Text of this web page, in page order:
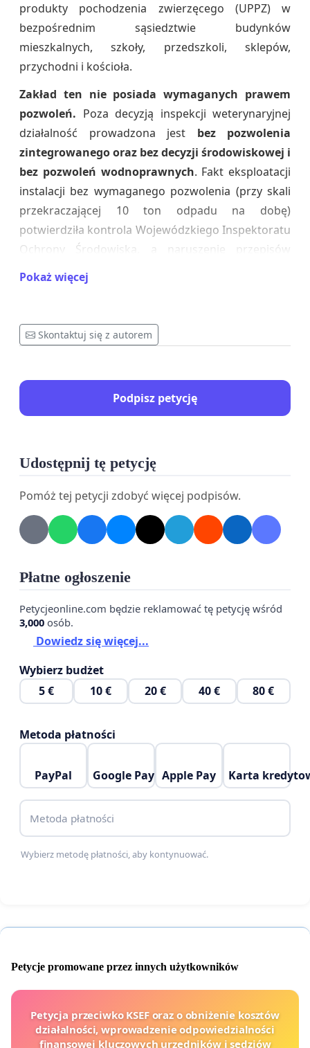
produkty pochodzenia zwierzęcego (UPPZ) w
bezpośrednim sąsiedztwie budynków
mieszkalnych, szkoły, przedszkoli, sklepów,
przychodni i kościoła.
Zakład ten nie posiada wymaganych prawem
pozwoleń. Poza decyzją inspekcji weterynaryjnej
działalność prowadzona jest bez pozwolenia
zintegrowanego oraz bez decyzji środowiskowej i
bez pozwoleń wodnoprawnych. Fakt eksploatacji
instalacji bez wymaganego pozwolenia (przy skali
przekraczającej 10 ton odpadu na dobę)
potwierdziła kontrola Wojewódzkiego Inspektoratu
Ochrony Środowiska, a naruszenie przepisów
czerwca 2026 r.
Dotychczas zakład w Skórcu funkcjonował jako
punkt zbierania i magazynowania UPPZ i dopiero
ten proces który jest sukcesywnie rozwijany
poprzez zwiększanie ilości przetwarzanego
odorowej, której emisja jest odczuwalna przez
zależności od siły i kierunku wiatru).
To nie jest tylko problem zapachu – to zagrożenie
dla zdrowia.W dniu 15 maja 2026 r. w budynku
Pokaż więcej
Skontaktuj się z autorem
Podpisz petycję
Udostępnij tę petycję
Pomóż tej petycji zdobyć więcej podpisów.
Płatne ogłoszenie
Petycjeonline.com będzie reklamować tę petycję wśród
3,000 osób.
Dowiedz się więcej...
Wybierz budżet
5 €
10 € 20 € 40 € 80 €
Metoda płatności
PayPal Google Pay Apple Pay Karta
Metoda płatności
Wybierz metodę płatności, aby kontynuować.
Petycje promowane przez innych użytkowników
Petycja przeciwko KSEF oraz o obniżenie kosztów
działalności, wprowadzenie odpowiedzialności
finansowej kluczowych urzędników i sędziów